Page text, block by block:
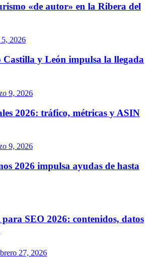
«de autor» en la Ribera del
2026
Castilla y León impulsa la llegada
9, 2026
2026: tráfico, métricas y ASIN
9, 2026
2026 impulsa ayudas de hasta
SEO 2026: contenidos, datos
27, 2026